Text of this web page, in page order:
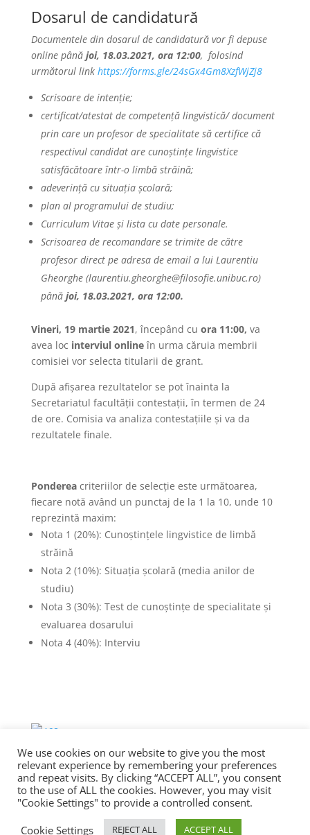
Dosarul de candidatură
Documentele din dosarul de candidatură vor fi depuse
online până joi, 18.03.2021, ora 12:00, folosind
următorul link https://forms.gle/24sGx4Gm8XzfWjZj8
Scrisoare de intenție;
certificat/atestat de competență lingvistică/ document
prin care un profesor de specialitate să certifice că
respectivul candidat are cunoștințe lingvistice
satisfăcătoare într-o limbă străină;
adeverință cu situația școlară;
plan al programului de studiu;
Curriculum Vitae și lista cu date personale.
Scrisoarea de recomandare se trimite de către
profesor direct pe adresa de email a lui Laurentiu
Gheorghe (laurentiu.gheorghe@filosofie.unibuc.ro)
până joi, 18.03.2021, ora 12:00.
Vineri, 19 martie 2021, începând cu ora 11:00, va
avea loc interviul online în urma căruia membrii
comisiei vor selecta titularii de grant.
După afișarea rezultatelor se pot înainta la
Secretariatul facultății contestații, în termen de 24
de ore. Comisia va analiza contestațiile și va da
rezultatele finale.
Ponderea criteriilor de selecție este următoarea,
fiecare notă având un punctaj de la 1 la 10, unde 10
reprezintă maxim:
Nota 1 (20%): Cunoștințele lingvistice de limbă
străină
Nota 2 (10%): Situația școlară (media anilor de
studiu)
Nota 3 (30%): Test de cunoștințe de specialitate și
evaluarea dosarului
Nota 4 (40%): Interviu
Copyright © UNESCO Chair in Interculturality, Good
We use cookies on our website to give you the most
relevant experience by remembering your preferences
and repeat visits. By clicking “ACCEPT ALL”, you consent
to the use of ALL the cookies. However, you may visit
"Cookie Settings" to provide a controlled consent.
Cookie Settings
REJECT ALL ACCEPT ALL